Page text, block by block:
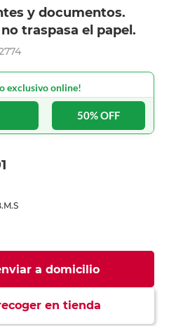
y documentos.
traspasa el papel.
exclusivo online!
50% OFF
a domicilio
en tienda